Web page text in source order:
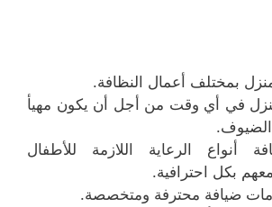
بمختلف أعمال النظافة.
في أي وقت من أجل أن يكون مهيأ
الضيوف.
أنواع الرعاية اللازمة للأطفال
بكل احترافية.
ضيافة محترفة ومتخصصة.